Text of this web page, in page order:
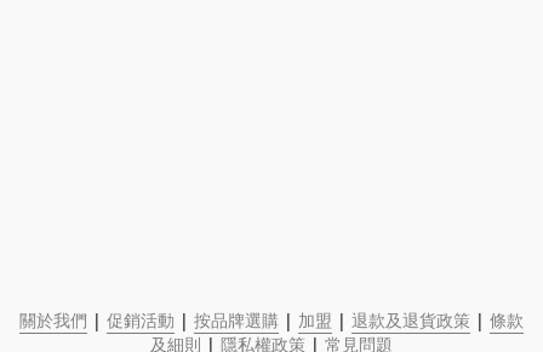
關於我們 | 促銷活動 | 按品牌選購 | 加盟 | 退款及退貨政策 | 條款
及細則 | 隱私權政策 | 常見問題